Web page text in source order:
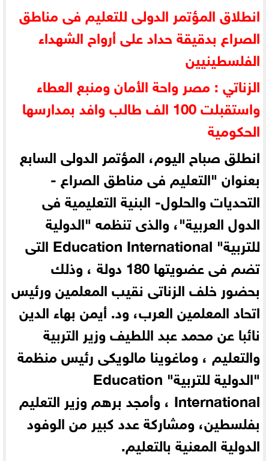
انطلاق المؤتمر الدولى للتعليم فى مناطق
الصراع بدقيقة حداد على أرواح الشهداء
الفلسطينيين
الزناتي : مصر واحة الأمان ومنبع العطاء
واستقبلت 100 الف طالب وافد بمدارسها
الحكومية
انطلق صباح اليوم، المؤتمر الدولى السابع
بعنوان "التعليم فى مناطق الصراع -
التحديات والحلول- البنية التعليمية فى
الدول العربية"، والذى تنظمه "الدولية
للتربية" Education International التى
تضم فى عضويتها 180 دولة ، وذلك
بحضور خلف الزناتى نقيب المعلمين ورئيس
اتحاد المعلمين العرب، ود. أيمن بهاء الدين
نائبا عن محمد عبد اللطيف وزير التربية
والتعليم ، وماغوينا مالويكى رئيس منظمة
"الدولية للتربية" Education
International ، وأمجد برهم وزير التعليم
بفلسطين، ومشاركة عدد كبير من الوفود
الدولية المعنية بالتعليم.